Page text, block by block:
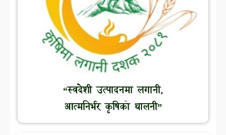
“स्वदेशी उत्पादनमा लगानी,
आत्मनिर्भर कृषिको थालनी”